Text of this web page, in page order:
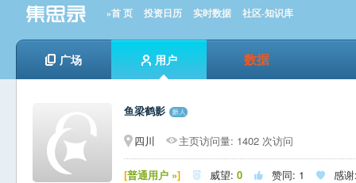
»首 页 投资日历 实时数据 社区-知识库
广场 用户 数据
鱼梁鹤影
四川
主页访问量: 1402 次访问
[普通用户 »]  威望: 0  赞同: 1  感